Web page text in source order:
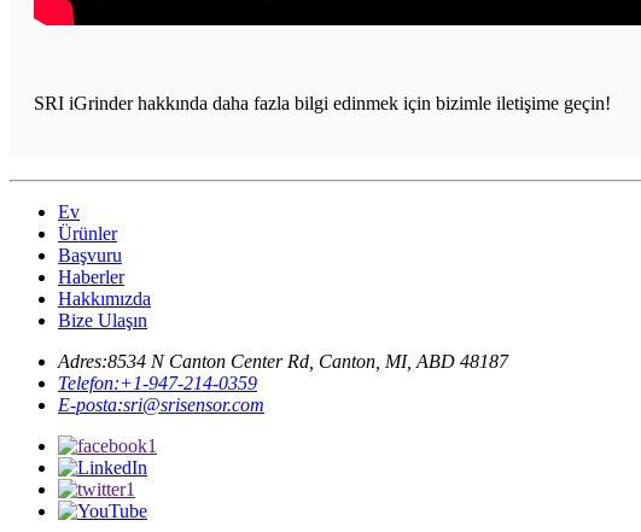
SRI iGrinder hakkında daha fazla bilgi edinmek için bizimle iletişime geçin!
Ev
Ürünler
Başvuru
Haberler
Hakkımızda
Bize Ulaşın
Adres:8534 N Canton Center Rd, Canton, MI, ABD 48187
Telefon:+1-947-214-0359
E-posta:sri@srisensor.com